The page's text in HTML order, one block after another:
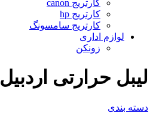
کارتریج canon
کارتریج hp
کارتریج سامسونگ
لوازم اداری
زونکن
لیبل حرارتی اردبیل
دسته بندی